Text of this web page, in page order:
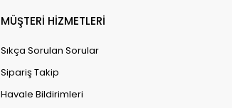
MÜŞTERİ HİZMETLERİ
Sıkça Sorulan Sorular
Sipariş Takip
Havale Bildirimleri